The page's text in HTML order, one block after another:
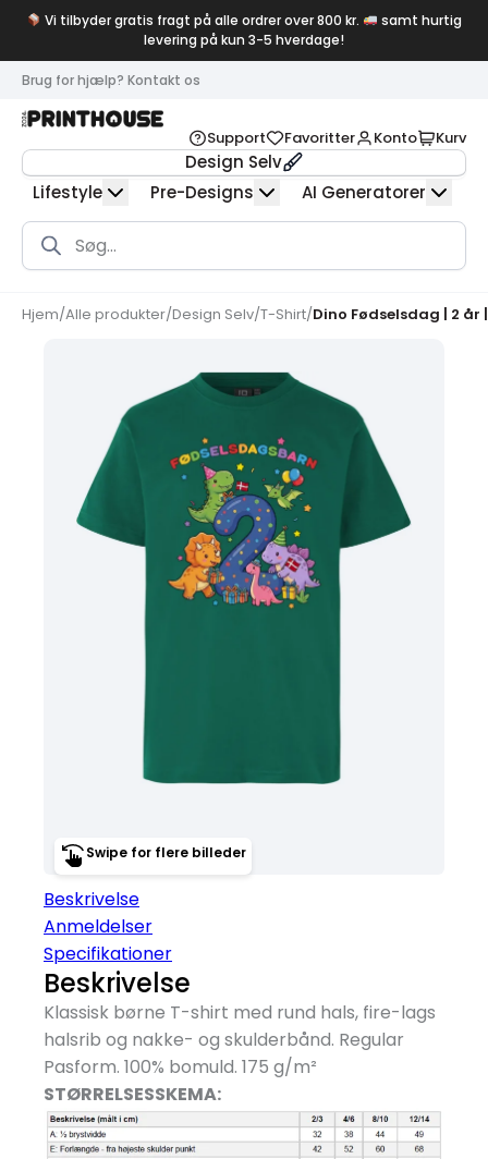
Vi tilbyder gratis fragt på alle ordrer over 800 kr.
samt hurtig
levering på kun 3-5 hverdage!
Brug for hjælp? Kontakt os
Support Favoritter Konto Kurv
Design Selv
Lifestyle
Pre-Designs AI Generatorer
Products
search
Hjem/Alle produkter/Design Selv/T-Shirt/Dino Fødselsdag | 2 år
Swipe for flere billeder
Beskrivelse
Anmeldelser
Specifikationer
Beskrivelse
Klassisk børne T-shirt med rund hals, fire-lags
halsrib og nakke- og skulderbånd. Regular
Pasform. 100% bomuld. 175 g/m²
STØRRELSESSKEMA: